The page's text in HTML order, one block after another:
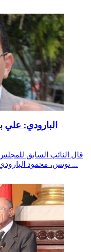
البارودي:
قال النائب السابق
تونس، محمود البارودي، أنّ الجراية الشهرية التي منحها رئيس ا ...